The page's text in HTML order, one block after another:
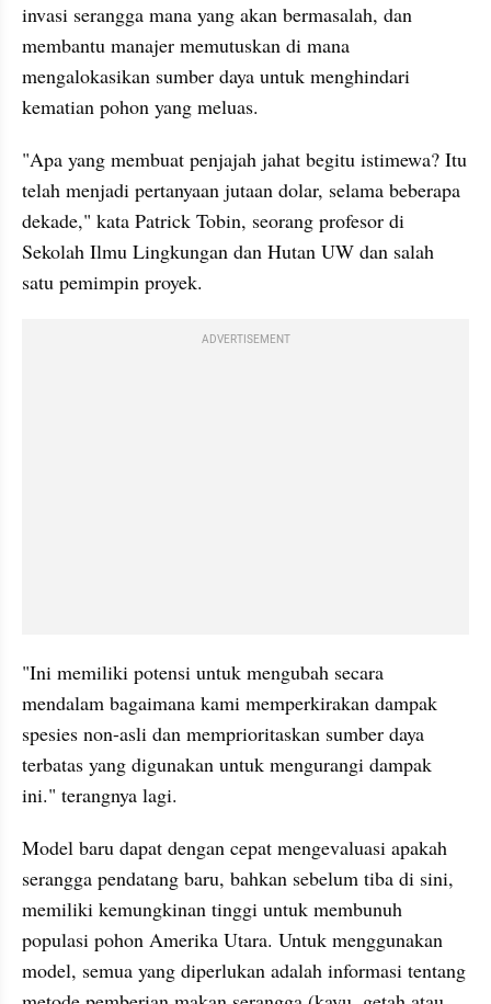
invasi serangga mana yang akan bermasalah, dan
membantu manajer memutuskan di mana
mengalokasikan sumber daya untuk menghindari
kematian pohon yang meluas.
"Apa yang membuat penjajah jahat begitu istimewa? Itu
telah menjadi pertanyaan jutaan dolar, selama beberapa
dekade," kata Patrick Tobin, seorang profesor di
Sekolah Ilmu Lingkungan dan Hutan UW dan salah
satu pemimpin proyek.
ADVERTISEMENT
"Ini memiliki potensi untuk mengubah secara
mendalam bagaimana kami memperkirakan dampak
spesies non-asli dan memprioritaskan sumber daya
terbatas yang digunakan untuk mengurangi dampak
ini." terangnya lagi.
Model baru dapat dengan cepat mengevaluasi apakah
serangga pendatang baru, bahkan sebelum tiba di sini,
memiliki kemungkinan tinggi untuk membunuh
populasi pohon Amerika Utara. Untuk menggunakan
model, semua yang diperlukan adalah informasi tentang